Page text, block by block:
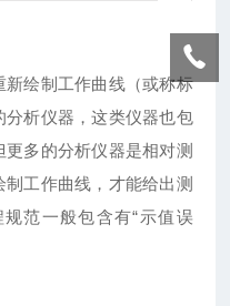
绘制工作曲线（或称标
析仪器，这类仪器也包
多的分析仪器是相对测
工作曲线，才能给出测
范一般包含有“示值误